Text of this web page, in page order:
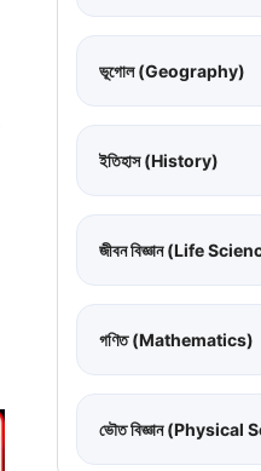
ভূগোল (Geography)
ইতিহাস (History)
জীবন বিজ্ঞান (Life
গণিত (Mathematics)
ভৌত বিজ্ঞান (Physical